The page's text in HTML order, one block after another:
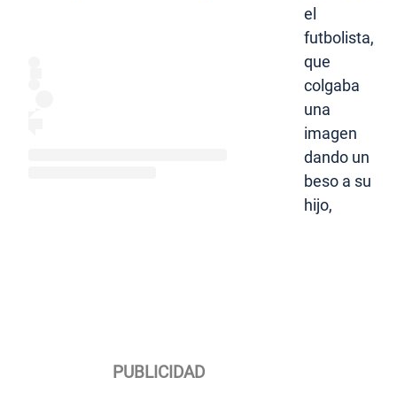
el
futbolista,
que
colgaba
una
imagen
dando un
beso a su
hijo,